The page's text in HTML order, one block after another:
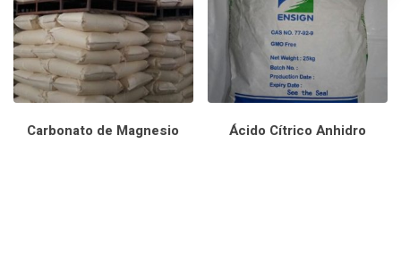
Carbonato de Magnesio Ácido Cítrico Anhidro